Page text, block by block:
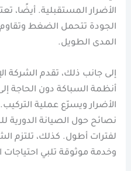
الأضرار المستقبلية. أيضًا،
الجودة تتحمل الضغط وتقاوم
المدى الطويل.
إلى جانب ذلك، تقدم الشركة
أنظمة السباكة دون الحاجة
الأضرار ويسرّع عملية
نصائح حول الصيانة الدورية
لفترات أطول. كذلك، تلتزم
وخدمة موثوقة تلبي احتياجات